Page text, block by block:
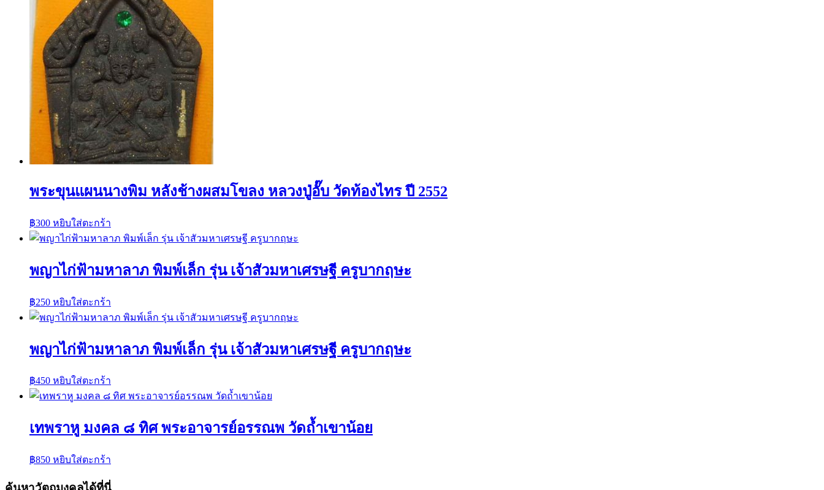
พระขุนแผนนางพิม หลังช้างผสมโขลง หลวงปู่อั๊บ วัดท้องไทร ปี 2552
฿300 หยิบใส่ตะกร้า
พญาไก่ฟ้ามหาลาภ พิมพ์เล็ก รุ่น เจ้าสัวมหาเศรษฐี ครูบากฤษะ
฿250 หยิบใส่ตะกร้า
พญาไก่ฟ้ามหาลาภ พิมพ์เล็ก รุ่น เจ้าสัวมหาเศรษฐี ครูบากฤษะ
฿450 หยิบใส่ตะกร้า
เทพราหู มงคล ๘ ทิศ พระอาจารย์อรรณพ วัดถ้ำเขาน้อย
฿850 หยิบใส่ตะกร้า